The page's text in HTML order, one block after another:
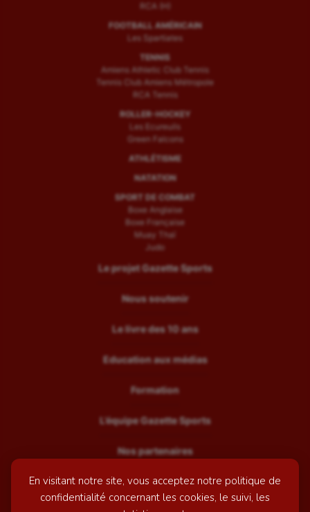
En visitant notre site, vous acceptez notre politique de
confidentialité concernant les cookies, le suivi, les
RCA (H)
FOOTBALL AMÉRICAIN
Les Spartiates
TENNIS
Amiens Athletic Club Tennis
Tennis Club Amiens Métropole
RCA Tennis
ROLLER-HOCKEY
Les Ecureuils
Green Falcons
ATHLÉTISME
NATATION
SPORT DE COMBAT
Boxe Anglaise
Boxe Française
Muay Thaï
Judo
Le projet Gazette Sports
Nous soutenir
Le livre des 10 ans
Education aux médias
Formation
L’équipe Gazette Sports
Nos partenaires
Recrutement